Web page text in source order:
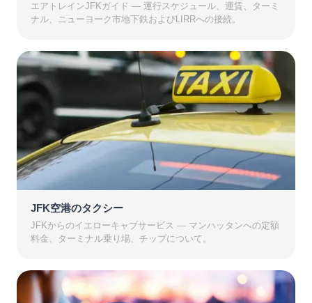
エアトレインJFKガイド — 運行スケジュール、運賃、ターミ
ナル、ニューヨーク市地下鉄およびLIRRへの接続。
JFK空港のタクシー
JFKからのイエローキャブサービス — マンハッタンへの定額
料金、ターミナル乗り場、チップについて。